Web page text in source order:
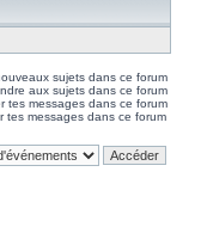
sujets dans ce forum
aux sujets dans ce forum
tes messages dans ce forum
tes messages dans ce forum